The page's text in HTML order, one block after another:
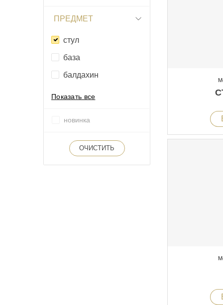
ПРЕДМЕТ
стул
база
балдахин
Показать все
новинка
ОЧИСТИТЬ